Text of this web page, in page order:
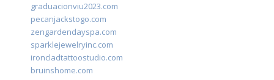
graduacionviu2023.com
pecanjackstogo.com
zengardendayspa.com
sparklejewelryinc.com
ironcladtattoostudio.com
bruinshome.com